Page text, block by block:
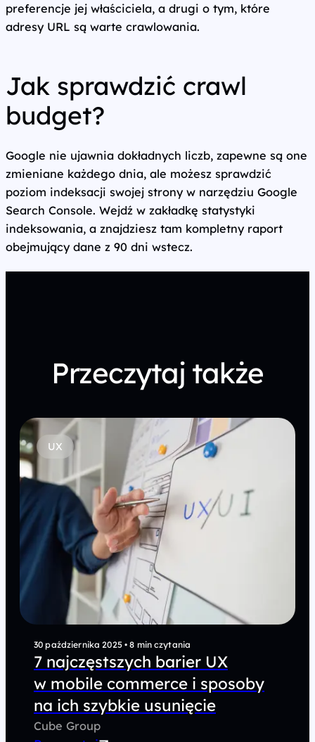
preferencje jej właściciela, a drugi o tym, które
adresy URL są warte crawlowania.
Jak sprawdzić crawl
budget?
Google nie ujawnia dokładnych liczb, zapewne są one
zmieniane każdego dnia, ale możesz sprawdzić
poziom indeksacji swojej strony w narzędziu Google
Search Console. Wejdź w zakładkę statystyki
indeksowania, a znajdziesz tam kompletny raport
obejmujący dane z 90 dni wstecz.
Przeczytaj także
UX
30 października 2025 • 8 min czytania
7 najczęstszych barier UX
w mobile commerce i sposoby
na ich szybkie usunięcie
Cube Group